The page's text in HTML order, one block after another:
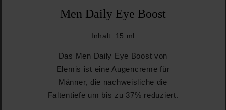
Men Daily Eye Boost
Inhalt: 15 ml
Das Men Daily Eye Boost von
Elemis ist eine Augencreme für
Männer, die nachweisliche die
Faltentiefe um bis zu 37% reduziert.